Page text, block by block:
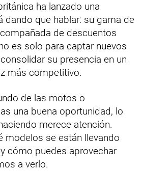
ha lanzado una
dando que hablar: su gama de
de descuentos
es solo para captar nuevos
su presencia en un
más competitivo.
de las motos o
una buena oportunidad, lo
merece atención.
modelos se están llevando
cómo puedes aprovechar
a verlo.